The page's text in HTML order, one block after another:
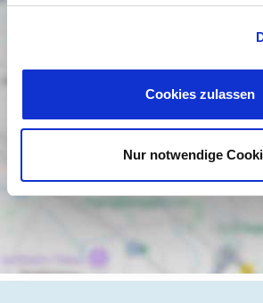
Cookies zulassen
Nur notwendige